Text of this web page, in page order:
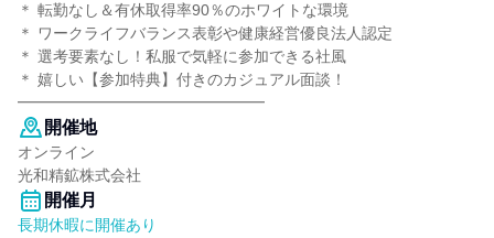
＊ 転勤なし＆有休取得率90％のホワイトな環境
＊ ワークライフバランス表彰や健康経営優良法人認定
＊ 選考要素なし！私服で気軽に参加できる社風
＊ 嬉しい【参加特典】付きのカジュアル面談！
━━━━━━━━━━━━━━━━
開催地
オンライン
光和精鉱株式会社
開催月
長期休暇に開催あり